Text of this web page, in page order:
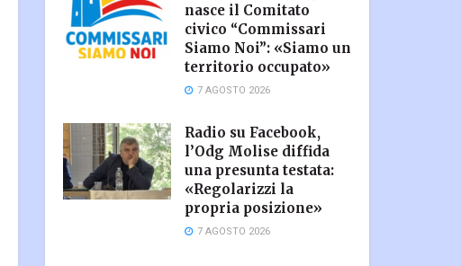
nasce il Comitato
civico “Commissari
Siamo Noi”: «Siamo un
territorio occupato»
7 AGOSTO 2026
Radio su Facebook,
l’Odg Molise diffida
una presunta testata:
«Regolarizzi la
propria posizione»
7 AGOSTO 2026